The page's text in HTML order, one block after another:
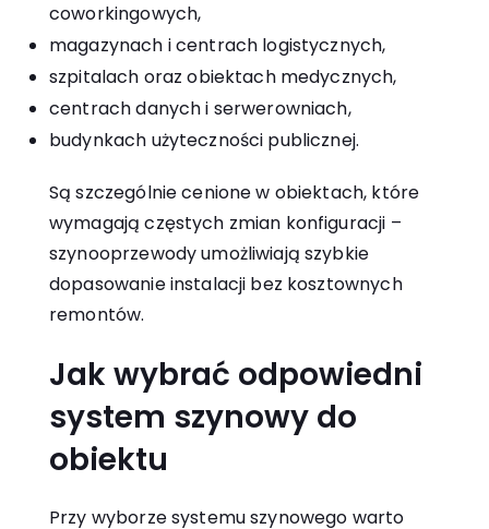
coworkingowych,
magazynach i centrach logistycznych,
szpitalach oraz obiektach medycznych,
centrach danych i serwerowniach,
budynkach użyteczności publicznej.
Są szczególnie cenione w obiektach, które
wymagają częstych zmian konfiguracji –
szynooprzewody umożliwiają szybkie
dopasowanie instalacji bez kosztownych
remontów.
Jak wybrać odpowiedni
system szynowy do
obiektu
Przy wyborze systemu szynowego warto